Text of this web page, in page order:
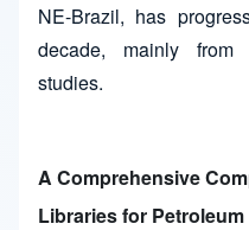
NE-Brazil, has
decade, mainly from
studies.
A Comprehensive
Libraries for